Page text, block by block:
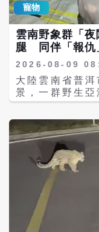
寵物
雲南野象群「
腿 同伴「報仇
2026-08-09
大陸雲南省普
景，一群野生
網路流傳及監
甚至將充電設備
步估算設備損
萬元）。 據《紅星新聞》報導，事件發生於8
月6日晚間10時
茅區六順鎮南
畫面顯示，數
其中一頭大象
充電箱頂翻；
顯叫聲。監視